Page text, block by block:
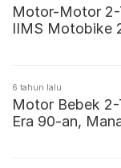
Motor-Motor 2-
IIMS Motobike
6 tahun lalu
Motor Bebek
Era 90-an,